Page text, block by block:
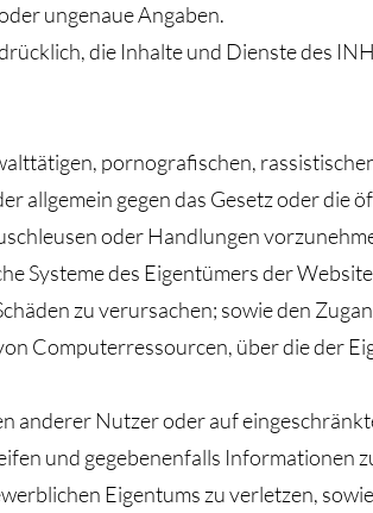
ungenaue Angaben.
die Inhalte und Dienste des
pornografischen,
allgemein gegen das Gesetz oder die
oder Handlungen
Systeme des Eigentümers der
zu verursachen; sowie den
Computerressourcen, über die der
anderer Nutzer oder auf
und gegebenenfalls Informationen
Eigentums zu verletzen,